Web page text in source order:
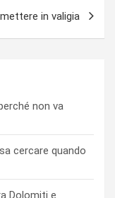
in valigia
non va
cercare quando
Dolomiti e